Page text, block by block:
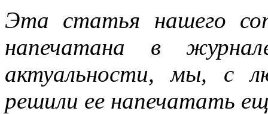
Эта статья нашего
напечатана в
актуальности, мы, с
решили ее на­печатать